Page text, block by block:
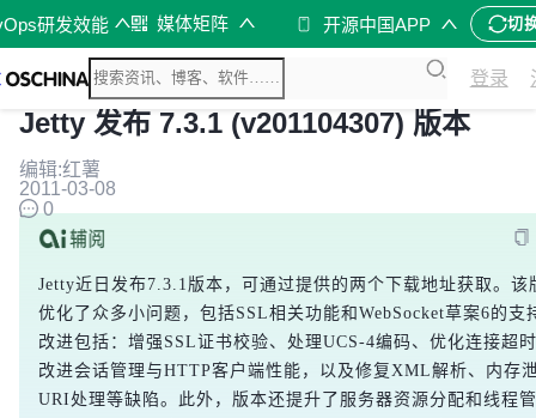
研发效能 媒体矩阵 开源中国APP 切
登录
Jetty 发布 7.3.1 (v201104307) 版本
编辑:红薯
2011-03-08
0
Jetty近日发布7.3.1版本，可通过提供的两个下载地址获取。该
优化了众多小问题，包括SSL相关功能和WebSocket草案6的支
改进包括：增强SSL证书校验、处理UCS-4编码、优化连接超
改进会话管理与HTTP客户端性能，以及修复XML解析、内存
URI处理等缺陷。此外，版本还提升了服务器资源分配和线程